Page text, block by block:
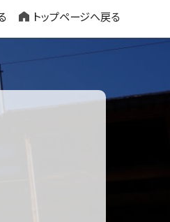
トップページへ戻る